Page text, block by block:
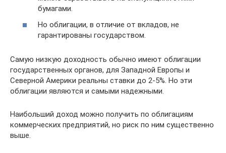
бумагами.
Но облигации, в отличие от вкладов, не
гарантированы государством.
Самую низкую доходность обычно имеют облигации
государственных органов, для Западной Европы и
Северной Америки реальны ставки до 2-5%. Но эти
облигации являются и самыми надежными.
Наибольший доход можно получить по облигациям
коммерческих предприятий, но риск по ним существенно
выше.